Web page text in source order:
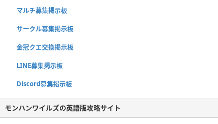
マルチ募集掲示板
サークル募集掲示板
金冠クエ交換掲示板
LINE募集掲示板
Discord募集掲示板
モンハンワイルズの英語版攻略サイト